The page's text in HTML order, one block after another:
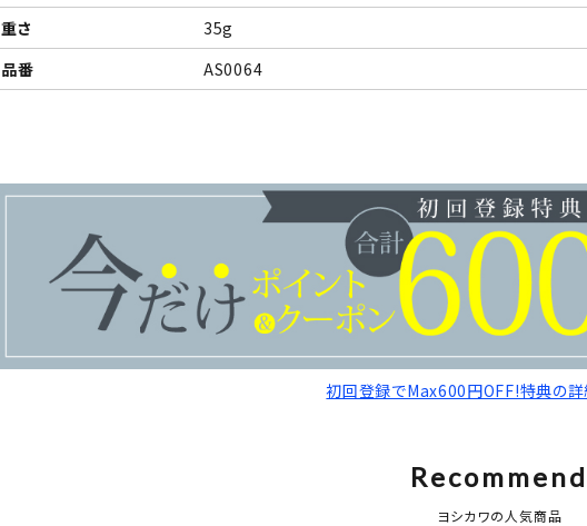
重さ
35g
品番
AS0064
初回登録でMax600円OFF!特典の
Recommend
ヨシカワの人気商品